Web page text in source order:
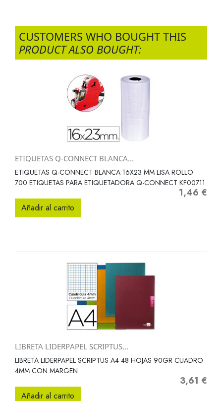
CUSTOMERS WHO BOUGHT THIS
PRODUCT ALSO BOUGHT:
ETIQUETAS Q-CONNECT BLANCA...
ETIQUETAS Q-CONNECT BLANCA 16X23 MM LISA ROLLO
700 ETIQUETAS PARA ETIQUETADORA Q-CONNECT KF00711
Precio
1,46 €
Añadir al carrito
LIBRETA LIDERPAPEL SCRIPTUS...
LIBRETA LIDERPAPEL SCRIPTUS A4 48 HOJAS 90GR CUADRO
4MM CON MARGEN
Precio
3,61 €
Añadir al carrito